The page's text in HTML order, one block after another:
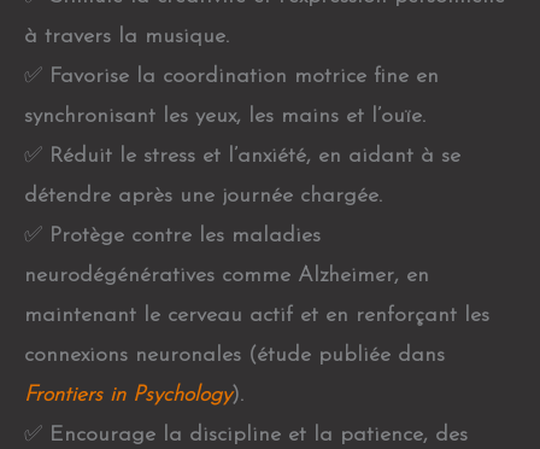
à travers la musique.
✅ Favorise la coordination motrice fine en
synchronisant les yeux, les mains et l’ouïe.
✅ Réduit le stress et l’anxiété, en aidant à se
détendre après une journée chargée.
✅ Protège contre les maladies
neurodégénératives comme Alzheimer, en
maintenant le cerveau actif et en renforçant les
connexions neuronales (étude publiée dans
Frontiers in Psychology).
✅ Encourage la discipline et la patience, des